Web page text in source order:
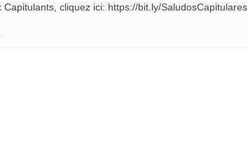
Capitulants, cliquez ici: https://bit.ly/SaludosCapitulares